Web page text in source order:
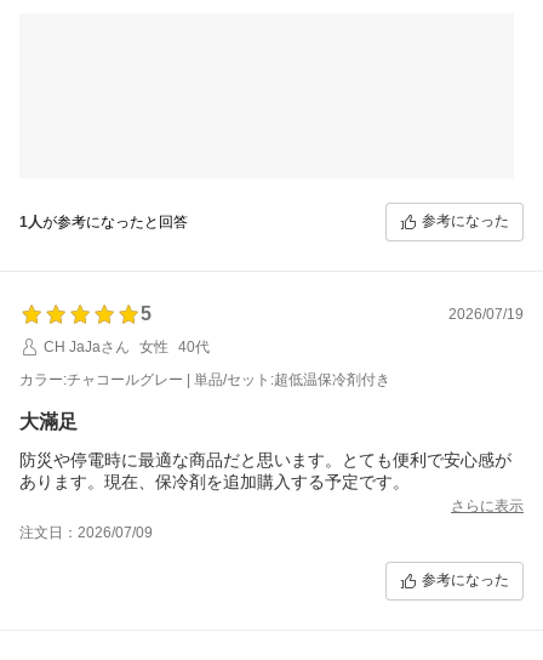
1人が参考になったと回答 参考になった
5
2026/07/19
CH JaJaさん
女性
40代
カラー:チャコールグレー | 単品/セット:超低温保冷剤付き
大滿足
防災や停電時に最適な商品だと思います。とても便利で安心感が
あります。現在、保冷剤を追加購入する予定です。
さらに表示
注文日：2026/07/09
参考になった